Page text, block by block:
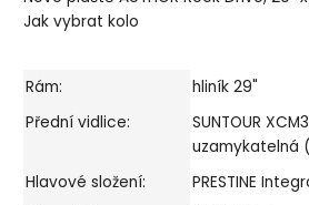
Jak vybrat kolo
Rám:
hliník 29"
Přední vidlice:
SUNTOUR
uzamykatelná
Hlavové složení:
PRESTINE